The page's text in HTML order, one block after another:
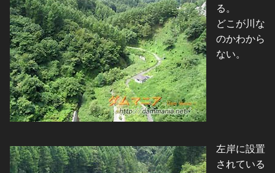
る。
どこが川な
のかわから
ない。
左岸に設置
されている